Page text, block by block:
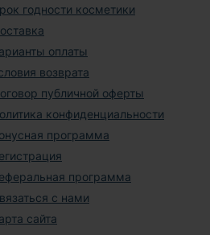
годности косметики
оплаты
возврата
публичной оферты
конфиденциальности
программа
программа
с нами
сайта